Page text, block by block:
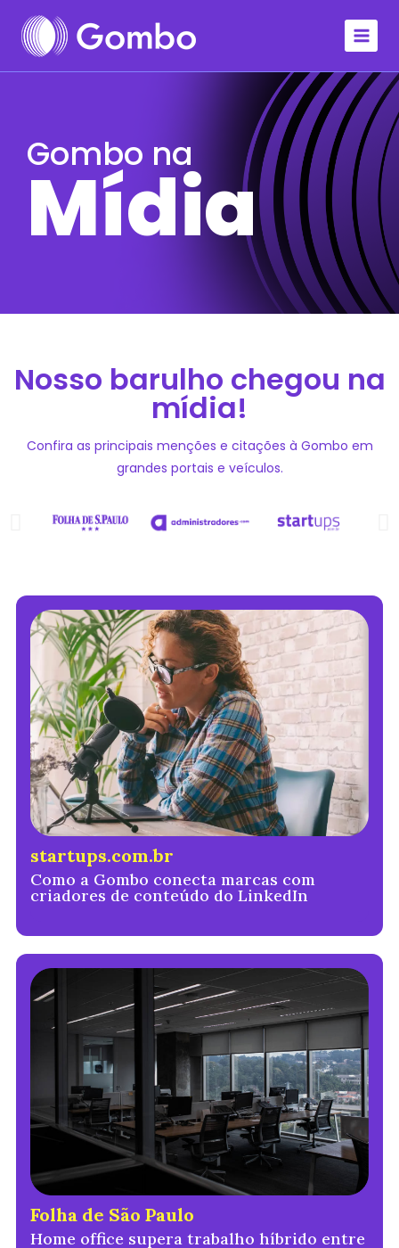
Gombo na
Mídia
Nosso barulho chegou na
mídia!
Confira as principais menções e citações à Gombo em
grandes portais e veículos.
startups.com.br
Como a Gombo conecta marcas com
criadores de conteúdo do LinkedIn
Folha de São Paulo
Home office supera trabalho híbrido entre